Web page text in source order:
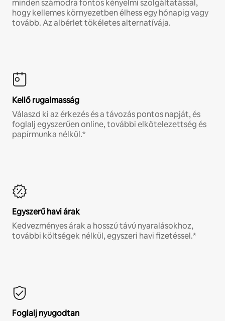
minden számodra fontos kényelmi szolgáltatással,
hogy kellemes környezetben élhess egy hónapig vagy
tovább. Az albérlet tökéletes alternatívája.
Kellő rugalmasság
Válaszd ki az érkezés és a távozás pontos napját, és
foglalj egyszerűen online, további elkötelezettség és
papírmunka nélkül.*
Egyszerű havi árak
Kedvezményes árak a hosszú távú nyaralásokhoz,
további költségek nélkül, egyszeri havi fizetéssel.*
Foglalj nyugodtan